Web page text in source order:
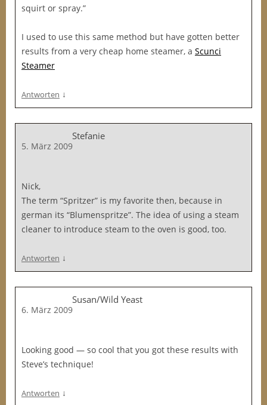
squirt or spray.”
I used to use this same method but have gotten better
results from a very cheap home steamer, a Scunci
Steamer
Antworten ↓
Stefanie
5. März 2009
Nick,
The term “Spritzer” is my favorite then, because in
german its “Blumenspritze”. The idea of using a steam
cleaner to introduce steam to the oven is good, too.
Antworten ↓
Susan/Wild Yeast
6. März 2009
Looking good — so cool that you got these results with
Steve’s technique!
Antworten ↓